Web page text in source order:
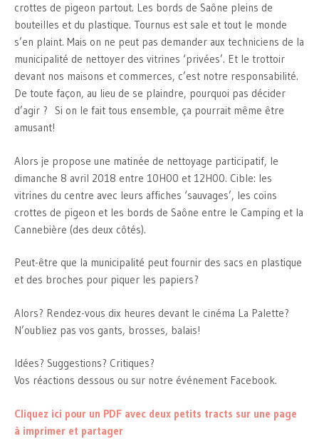
crottes de pigeon partout. Les bords de Saône pleins de
bouteilles et du plastique. Tournus est sale et tout le monde
s’en plaint. Mais on ne peut pas demander aux techniciens de la
municipalité de nettoyer des vitrines ‘privées’. Et le trottoir
devant nos maisons et commerces, c’est notre responsabilité.
De toute façon, au lieu de se plaindre, pourquoi pas décider
d’agir ? Si on le fait tous ensemble, ça pourrait même être
amusant!
Alors je propose une matinée de nettoyage participatif, le
dimanche 8 avril 2018 entre 10H00 et 12H00. Cible: les
vitrines du centre avec leurs affiches ‘sauvages’, les coins
crottes de pigeon et les bords de Saône entre le Camping et la
Cannebière (des deux côtés).
Peut-être que la municipalité peut fournir des sacs en plastique
et des broches pour piquer les papiers?
Alors? Rendez-vous dix heures devant le cinéma La Palette?
N’oubliez pas vos gants, brosses, balais!
Idées? Suggestions? Critiques?
Vos réactions dessous ou sur notre événement Facebook.
Cliquez ici pour un PDF avec deux petits tracts sur une page
à imprimer et partager